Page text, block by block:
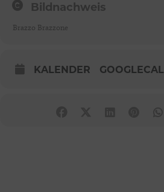
Bildnachweis
Brazzo Brazzone
KALENDER GOOGLECAL